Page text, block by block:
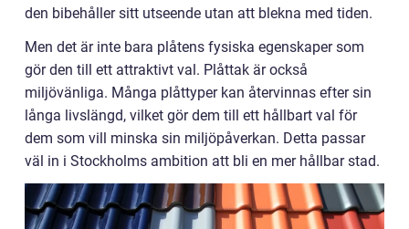
den bibehåller sitt utseende utan att blekna med tiden.
Men det är inte bara plåtens fysiska egenskaper som
gör den till ett attraktivt val. Plåttak är också
miljövänliga. Många plåttyper kan återvinnas efter sin
långa livslängd, vilket gör dem till ett hållbart val för
dem som vill minska sin miljöpåverkan. Detta passar
väl in i Stockholms ambition att bli en mer hållbar stad.